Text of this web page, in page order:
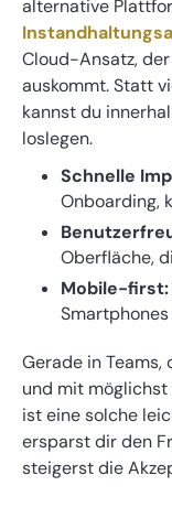
alternative
Cloud-Ansatz,
auskommt. Statt
kannst du
loslegen.
Schnelle
Onboarding,
Oberfläche,
Mobile-first:
Gerade in Teams,
und mit
ist eine solche
ersparst dir den
steigerst die